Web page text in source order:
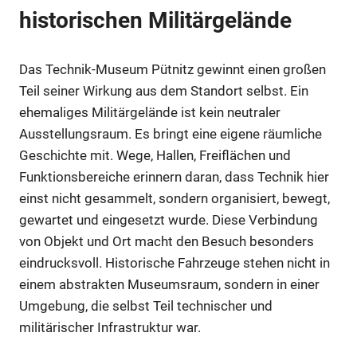
historischen Militärgelände
Das Technik-Museum Pütnitz gewinnt einen großen
Teil seiner Wirkung aus dem Standort selbst. Ein
ehemaliges Militärgelände ist kein neutraler
Ausstellungsraum. Es bringt eine eigene räumliche
Geschichte mit. Wege, Hallen, Freiflächen und
Funktionsbereiche erinnern daran, dass Technik hier
einst nicht gesammelt, sondern organisiert, bewegt,
gewartet und eingesetzt wurde. Diese Verbindung
von Objekt und Ort macht den Besuch besonders
eindrucksvoll. Historische Fahrzeuge stehen nicht in
einem abstrakten Museumsraum, sondern in einer
Umgebung, die selbst Teil technischer und
militärischer Infrastruktur war.